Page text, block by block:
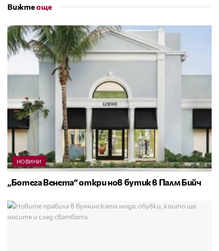
Вижтеоще
НОВИНИ
„Ботега Венета“ откри нов бутик в Палм Бийч